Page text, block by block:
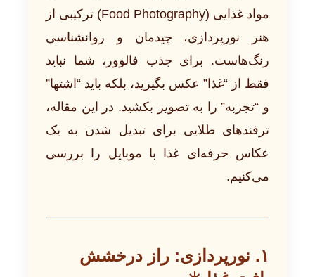
مواد غذایی (Food Photography) ترکیبی از
هنر نورپردازی، چیدمان و روانشناسی
رنگ‌هاست. برای جذب فالوور، شما نباید
فقط از “غذا” عکس بگیرید، بلکه باید “اشتها”
و “تجربه” را به تصویر بکشید. در این مقاله،
ترفندهای طلایی برای تبدیل شدن به یک
عکاس حرفه‌ای غذا با موبایل را بررسی
می‌کنیم.
۱. نورپردازی: راز درخشش